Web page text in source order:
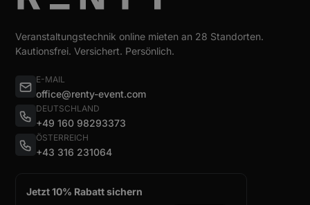
Veranstaltungstechnik online mieten an 28 Standorten.
Kautionsfrei. Versichert. Persönlich.
E-MAIL
office@renty-event.com
DEUTSCHLAND
+49 160 98293373
ÖSTERREICH
+43 316 231064
Jetzt 10% Rabatt sichern